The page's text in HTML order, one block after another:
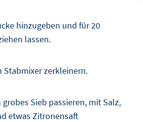
hinzugeben und für 20
lassen.
Stabmixer zerkleinern.
grobes Sieb passieren, mit Salz,
etwas Zitronensaft